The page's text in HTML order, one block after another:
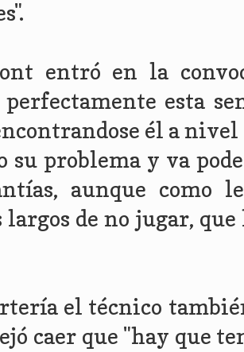
entró en la
esta
él a
su problema y va
aunque como
largos de no jugar,
el técnico
caer que "hay que